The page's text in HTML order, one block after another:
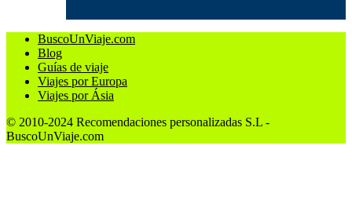
BuscoUnViaje.com
Blog
Guías de viaje
Viajes por Europa
Viajes por Ásia
© 2010-2024 Recomendaciones personalizadas S.L -
BuscoUnViaje.com